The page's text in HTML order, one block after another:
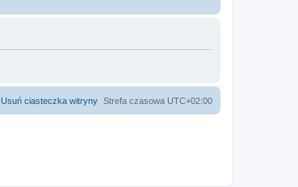
Strefa czasowa UTC+02:00
Usuń ciasteczka witryny